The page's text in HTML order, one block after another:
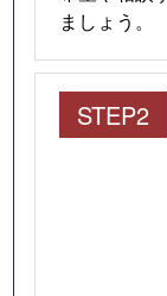
ましょう。
STEP2